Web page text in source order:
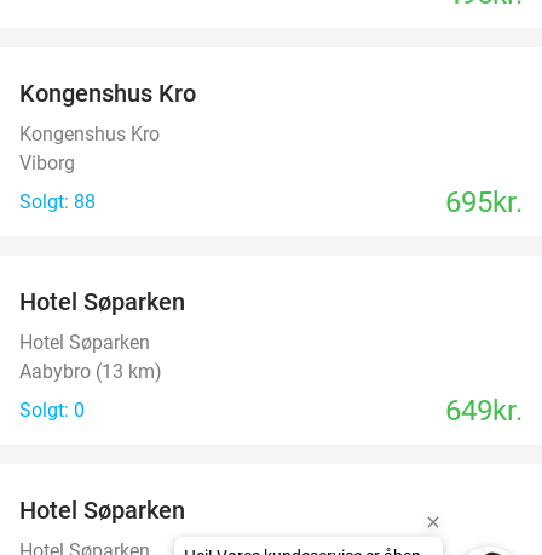
Kongenshus Kro
Kongenshus Kro
Viborg
Solgt: 88
695kr.
Hotel Søparken
Hotel Søparken
Aabybro (13 km)
Solgt: 0
649kr.
Hotel Søparken
Hotel Søparken